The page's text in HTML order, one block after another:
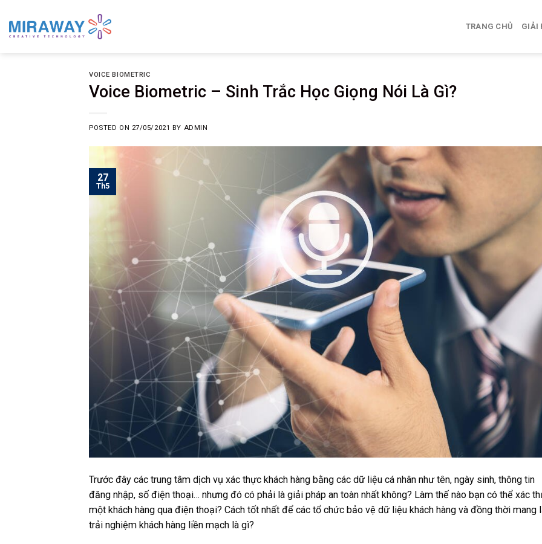
content
TRANG CHỦ GIẢI
VOICE BIOMETRIC
Voice Biometric – Sinh Trắc Học Giọng Nói Là Gì?
POSTED ON 27/05/2021 BY ADMIN
27
Th5
Trước đây các trung tâm dịch vụ xác thực khách hàng bằng các dữ liệu cá nhân như tên, ngày sinh, thông tin
đăng nhập, số điện thoại… nhưng đó có phải là giải pháp an toàn nhất không? Làm thế nào bạn có thể xác
một khách hàng qua điện thoại? Cách tốt nhất để các tổ chức bảo vệ dữ liệu khách hàng và đồng thời mang
trải nghiệm khách hàng liền mạch là gì?